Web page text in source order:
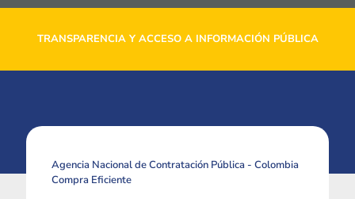
TRANSPARENCIA Y ACCESO A INFORMACIÓN PÚBLICA
Agencia Nacional de Contratación Pública - Colombia
Compra Eficiente